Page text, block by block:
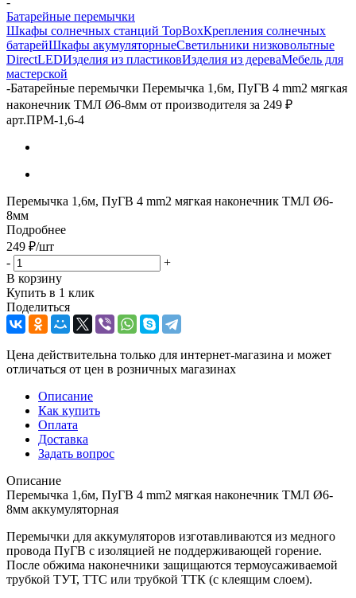
Батарейные перемычки
Шкафы солнечных станций TopBoxКрепления солнечных
батарейШкафы акумуляторныеСветильники низковольтные
DirectLEDИзделия из пластиковИзделия из дереваМебель для
мастерской
-Батарейные перемычки Перемычка 1,6м, ПуГВ 4 mm2 мягкая
наконечник ТМЛ Ø6-8мм от производителя за 249 ₽
арт.ПРМ-1,6-4
Перемычка 1,6м, ПуГВ 4 mm2 мягкая наконечник ТМЛ Ø6-
8мм
Подробнее
249 ₽/шт
-
+
В корзину
Купить в 1 клик
Поделиться
Цена действительна только для интернет-магазина и может
отличаться от цен в розничных магазинах
Описание
Как купить
Оплата
Доставка
Задать вопрос
Описание
Перемычка 1,6м, ПуГВ 4 mm2 мягкая наконечник ТМЛ Ø6-
8мм аккумуляторная
Перемычки для аккумуляторов изготавливаются из медного
провода ПуГВ с изоляцией не поддерживающей горение.
После обжима наконечники защищаются термоусаживаемой
трубкой ТУТ, ТТС или трубкой ТТК (с клеящим слоем).